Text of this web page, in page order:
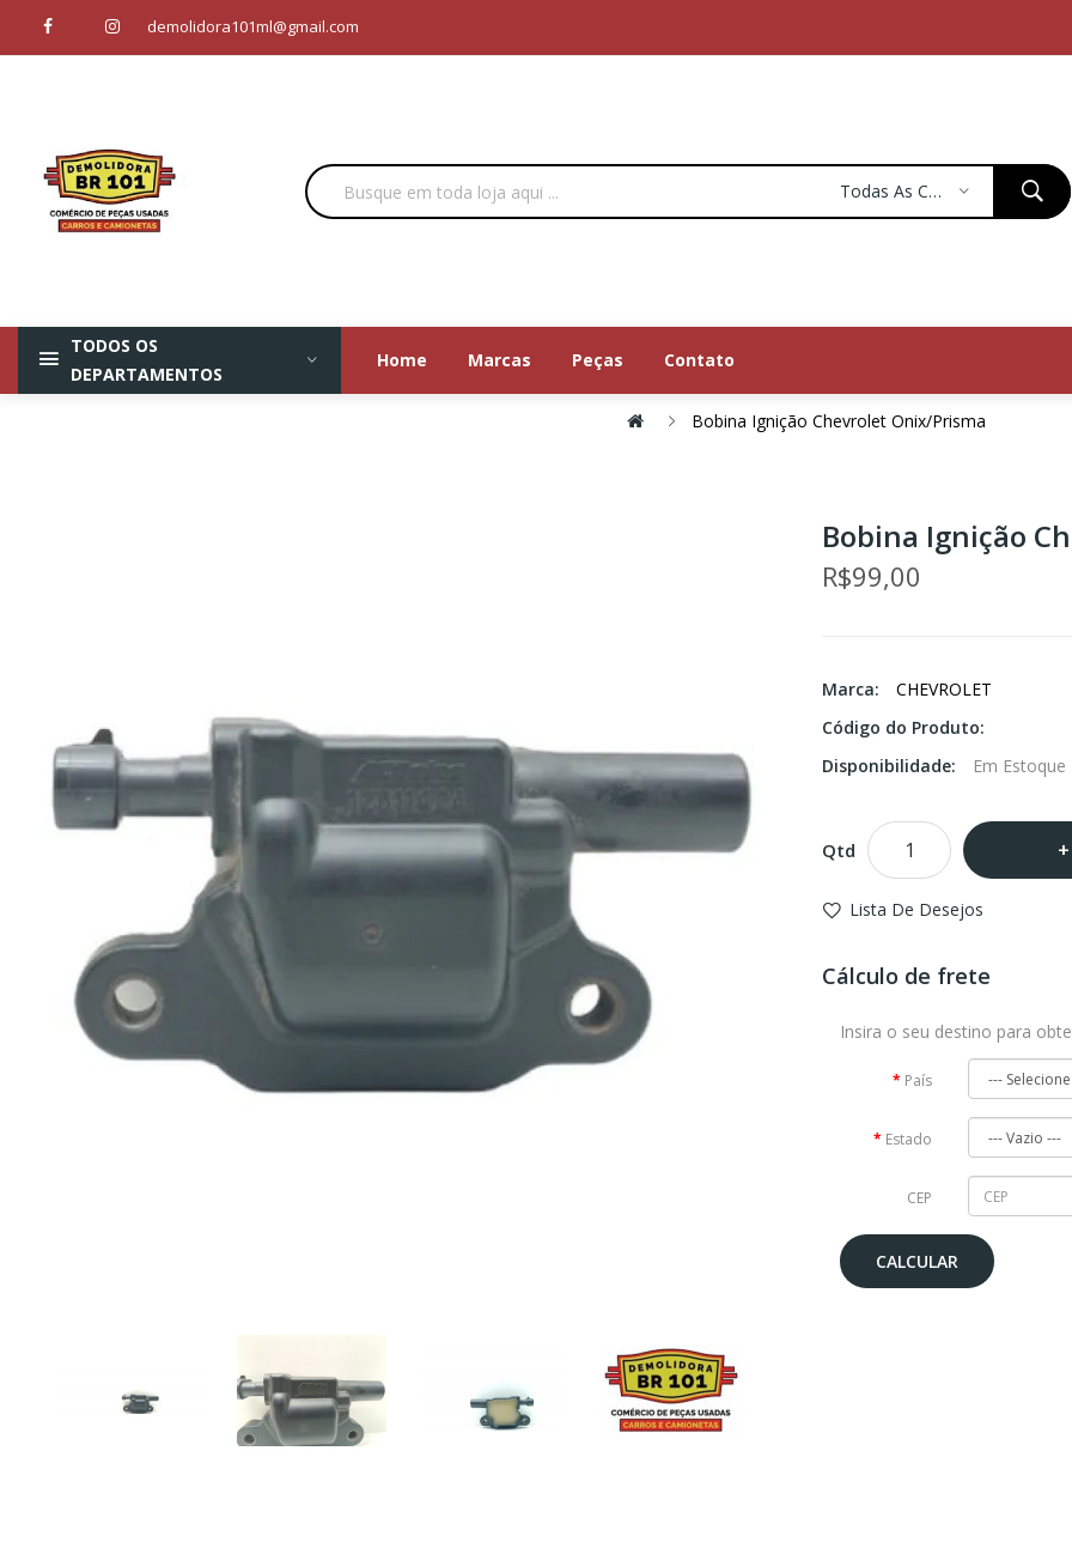
demolidora101ml@gmail.com
Todas As Categorias
TODOS OS
DEPARTAMENTOS
Home Marcas Peças Contato
Bobina Ignição Chevrolet Onix/prisma
Bobina Ignição
R$99,00
Marca:
CHEVROLET
Código do Produto:
Disponibilidade:
Em Estoque
Qtd
Lista De Desejos
Cálculo de frete
Insira o seu destino para
País
Estado
CEP
CALCULAR